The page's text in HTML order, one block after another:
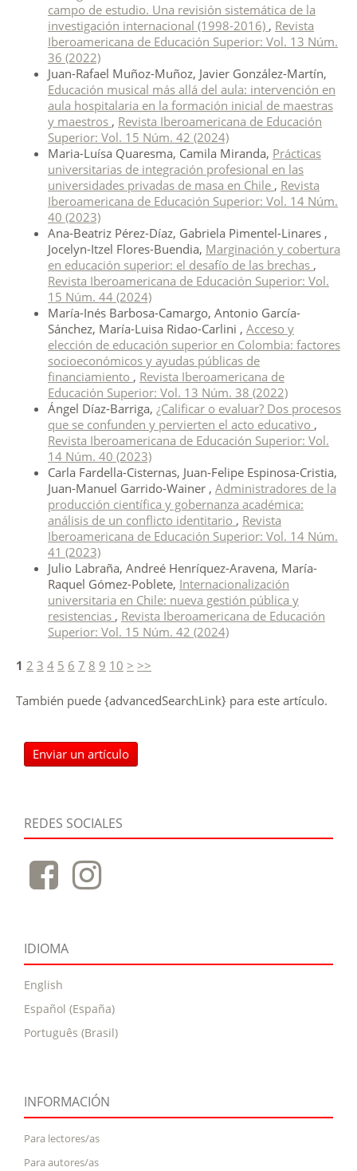
campo de estudio. Una revisión sistemática de la
investigación internacional (1998-2016) , Revista
Iberoamericana de Educación Superior: Vol. 13 Núm.
36 (2022)
Juan-Rafael Muñoz-Muñoz, Javier González-Martín,
Educación musical más allá del aula: intervención en
aula hospitalaria en la formación inicial de maestras
y maestros , Revista Iberoamericana de Educación
Superior: Vol. 15 Núm. 42 (2024)
Maria-Luísa Quaresma, Camila Miranda, Prácticas
universitarias de integración profesional en las
universidades privadas de masa en Chile , Revista
Iberoamericana de Educación Superior: Vol. 14 Núm.
40 (2023)
Ana-Beatriz Pérez-Díaz, Gabriela Pimentel-Linares ,
Jocelyn-Itzel Flores-Buendia, Marginación y cobertura
en educación superior: el desafío de las brechas ,
Revista Iberoamericana de Educación Superior: Vol.
15 Núm. 44 (2024)
María-Inés Barbosa-Camargo, Antonio García-
Sánchez, María-Luisa Ridao-Carlini , Acceso y
elección de educación superior en Colombia: factores
socioeconómicos y ayudas públicas de
financiamiento , Revista Iberoamericana de
Educación Superior: Vol. 13 Núm. 38 (2022)
Ángel Díaz-Barriga, ¿Calificar o evaluar? Dos procesos
que se confunden y pervierten el acto educativo ,
Revista Iberoamericana de Educación Superior: Vol.
14 Núm. 40 (2023)
Carla Fardella-Cisternas, Juan-Felipe Espinosa-Cristia,
Juan-Manuel Garrido-Wainer , Administradores de la
producción científica y gobernanza académica:
análisis de un conflicto identitario , Revista
Iberoamericana de Educación Superior: Vol. 14 Núm.
41 (2023)
Julio Labraña, Andreé Henríquez-Aravena, María-
Raquel Gómez-Poblete, Internacionalización
universitaria en Chile: nueva gestión pública y
resistencias , Revista Iberoamericana de Educación
Superior: Vol. 15 Núm. 42 (2024)
1 2 3 4 5 6 7 8 9 10 > >>
También puede {advancedSearchLink} para este artículo.
Enviar un artículo
REDES SOCIALES
IDIOMA
English
Español (España)
Português (Brasil)
INFORMACIÓN
Para lectores/as
Para autores/as